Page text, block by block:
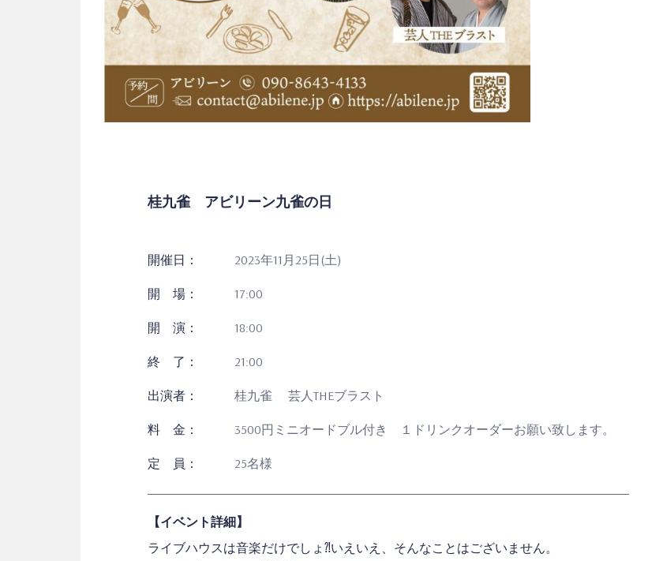
桂九雀 アビリーン九雀の日
開催日： 2023年11月25日(土)
開 場： 17:00
開 演： 18:00
終 了： 21:00
出演者： 桂九雀 芸人THEブラスト
料 金： 3500円ミニオードブル付き １ドリンクオーダーお願い致します。
定 員： 25名様
【イベント詳細】
ライブハウスは音楽だけでしょ⁈いえいえ、そんなことはございません。